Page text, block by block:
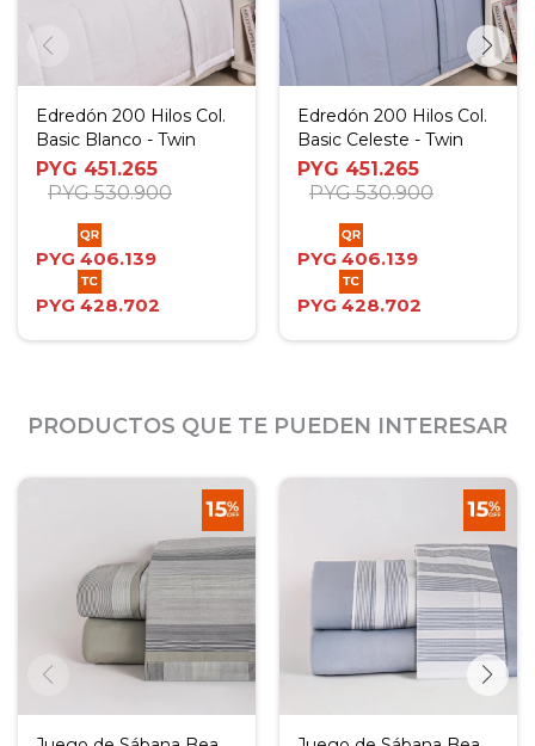
Edredón 200 Hilos Col.
Basic Blanco - Twin
PYG 451.265
PYG 530.900
PYG 406.139
PYG 428.702
Edredón 200 Hilos Col.
Basic Celeste - Twin
PYG 451.265
PYG 530.900
PYG 406.139
PYG 428.702
PRODUCTOS QUE TE PUEDEN INTERESAR